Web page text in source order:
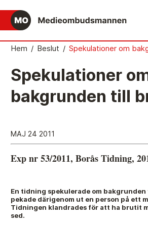
Det medieetiska systemet
Så här jobbar Medieombudsmannen
Publicitetsreglerna – grunden i det
systemet
Caspar Opitz är MO
Medieetikens historia
Instruktion för Allmänhetens
Hem / Beslut / Spekulationer om
Spekulationer
bakgrunden till
MAJ 24 2011
Exp nr 53/2011, Borås Tidning,
En tidning spekulerade om
pekade därigenom ut en person på ett
Tidningen klandrades för att ha brutit
sed.